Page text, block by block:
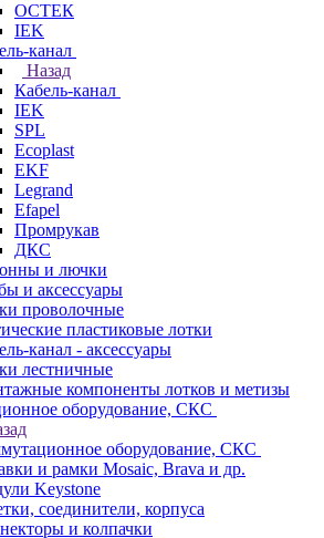
ОСТЕК
IEK
канал
Назад
Кабель-канал
IEK
SPL
Ecoplast
EKF
Legrand
Efapel
Промрукав
ДКС
и лючки
и аксессуары
проволочные
пластиковые лотки
канал - аксессуары
лестничные
компоненты лотков и метизы
оборудование, СКС
оборудование, СКС
и рамки Mosaic, Brava и др.
Keystone
соединители, корпуса
и колпачки